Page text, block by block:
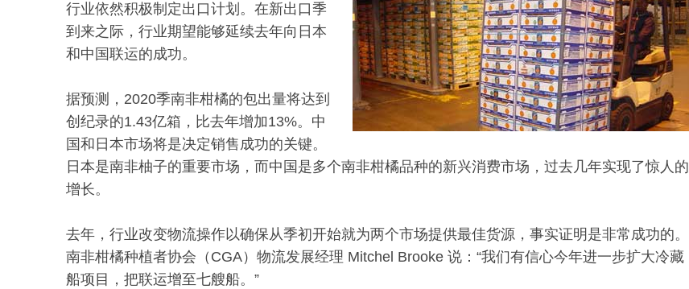
行业依然积极制定出口计划。在新出口季
到来之际，行业期望能够延续去年向日本
和中国联运的成功。
据预测，2020季南非柑橘的包出量将达到
创纪录的1.43亿箱，比去年增加13%。中
国和日本市场将是决定销售成功的关键。
日本是南非柚子的重要市场，而中国是多个南非柑橘品种的新兴消费市场，过去几年实现了惊人的
增长。
去年，行业改变物流操作以确保从季初开始就为两个市场提供最佳货源，事实证明是非常成功的。
南非柑橘种植者协会（CGA）物流发展经理 Mitchel Brooke 说：“我们有信心今年进一步扩大冷藏
船项目，把联运增至七艘船。”